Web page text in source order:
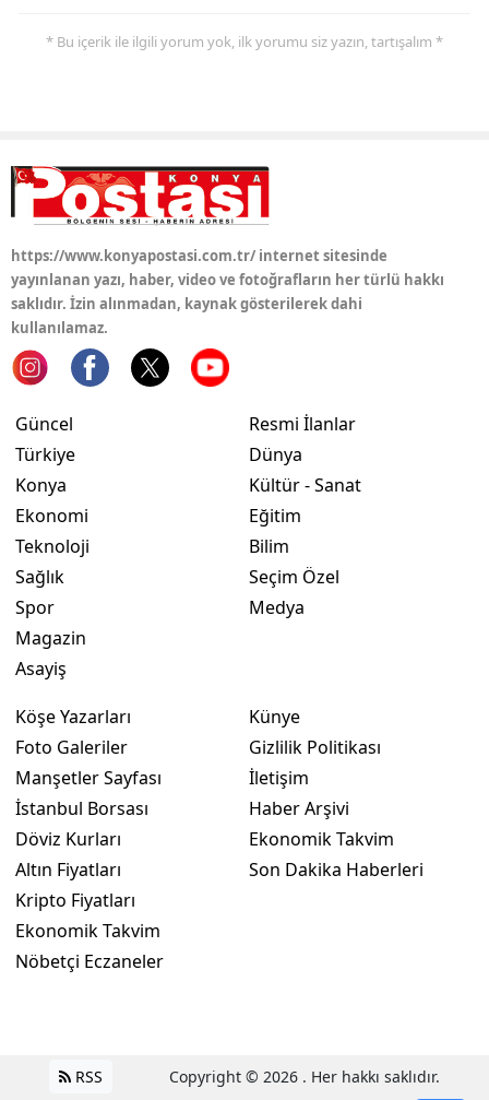
Aksaray
Bayburt
Batman
Şırnak
Kilis
Düzce
* Bu içerik ile ilgili yorum yok, ilk yorumu siz yazın, tartışalım *
https://www.konyapostasi.com.tr/ internet sitesinde
yayınlanan yazı, haber, video ve fotoğrafların her türlü hakkı
saklıdır. İzin alınmadan, kaynak gösterilerek dahi
kullanılamaz.
Güncel
Türkiye
Konya
Ekonomi
Teknoloji
Sağlık
Spor
Magazin
Asayiş
Resmi İlanlar
Dünya
Kültür - Sanat
Eğitim
Bilim
Seçim Özel
Medya
Köşe Yazarları
Foto Galeriler
Manşetler Sayfası
İstanbul Borsası
Döviz Kurları
Altın Fiyatları
Kripto Fiyatları
Ekonomik Takvim
Nöbetçi Eczaneler
Künye
Gizlilik Politikası
İletişim
Haber Arşivi
Ekonomik Takvim
Son Dakika Haberleri
RSS Copyright © 2026 . Her hakkı saklıdır.